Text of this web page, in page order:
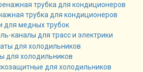
трубка для кондиционеров
для медных трубок
каналы для трасс и электрики
для холодильников